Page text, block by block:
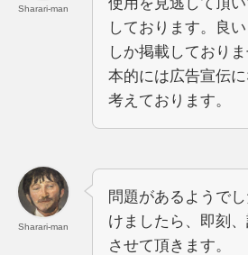
Sharari-man
しております。良
しか掲載しており
本的には広告宣伝
考えております。
Sharari-man
問題があるようで
けましたら、即刻
させて頂きます。